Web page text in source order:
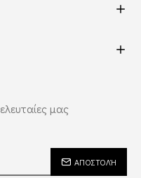
μας
ΑΠΟΣΤΟΛΉ